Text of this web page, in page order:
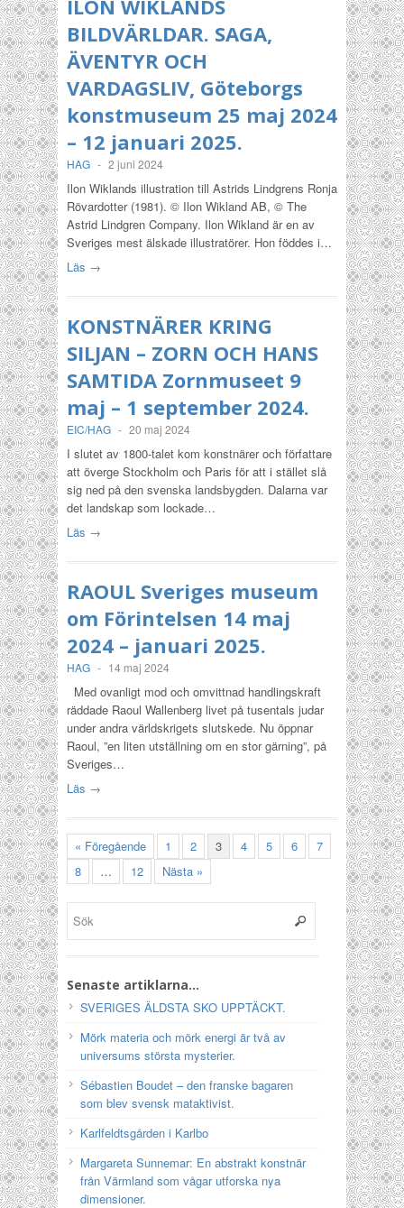
ILON WIKLANDS
BILDVÄRLDAR. SAGA,
ÄVENTYR OCH
VARDAGSLIV, Göteborgs
konstmuseum 25 maj 2024
– 12 januari 2025.
HAG - 2 juni 2024
Ilon Wiklands illustration till Astrids Lindgrens Ronja
Rövardotter (1981). © Ilon Wikland AB, © The
Astrid Lindgren Company. Ilon Wikland är en av
Sveriges mest älskade illustratörer. Hon föddes i…
Läs →
KONSTNÄRER KRING
SILJAN – ZORN OCH HANS
SAMTIDA Zornmuseet 9
maj – 1 september 2024.
EIC/HAG - 20 maj 2024
I slutet av 1800-talet kom konstnärer och författare
att överge Stockholm och Paris för att i stället slå
sig ned på den svenska landsbygden. Dalarna var
det landskap som lockade…
Läs →
RAOUL Sveriges museum
om Förintelsen 14 maj
2024 – januari 2025.
HAG - 14 maj 2024
Med ovanligt mod och omvittnad handlingskraft
räddade Raoul Wallenberg livet på tusentals judar
under andra världskrigets slutskede. Nu öppnar
Raoul, ”en liten utställning om en stor gärning”, på
Sveriges…
Läs →
« Föregående 1 2 3 4 5 6
7
8
… 12 Nästa »
Senaste artiklarna…
SVERIGES ÄLDSTA SKO UPPTÄCKT.
Mörk materia och mörk energi är två av
universums största mysterier.
Sébastien Boudet – den franske bagaren
som blev svensk mataktivist.
Karlfeldtsgården i Karlbo
Margareta Sunnemar: En abstrakt konstnär
från Värmland som vågar utforska nya
dimensioner.